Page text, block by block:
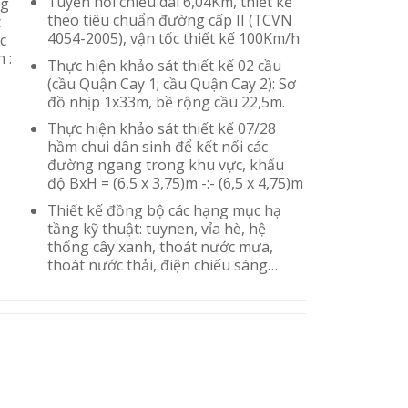
:
theo tiêu chuẩn đường cấp II (TCVN
4054-2005), vận tốc thiết kế 100Km/h
Thực hiện khảo sát thiết kế 02 cầu
(cầu Quận Cay 1; cầu Quận Cay 2): Sơ
đồ nhịp 1x33m, bề rộng cầu 22,5m.
Thực hiện khảo sát thiết kế 07/28
hầm chui dân sinh để kết nối các
đường ngang trong khu vực, khẩu
độ BxH = (6,5 x 3,75)m -:- (6,5 x 4,75)m
Thiết kế đồng bộ các hạng mục hạ
tầng kỹ thuật: tuynen, vỉa hè, hệ
thống cây xanh, thoát nước mưa,
thoát nước thải, điện chiếu sáng…